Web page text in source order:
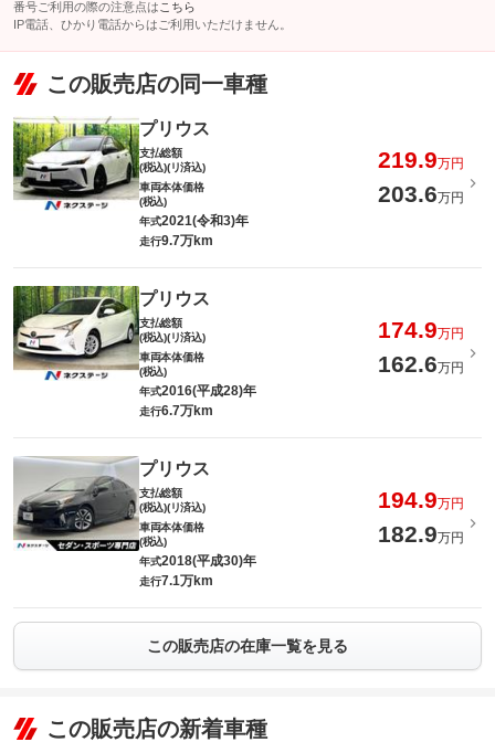
番号ご利用の際の注意点は こちら
IP電話、ひかり電話からはご利用いただけません。
この販売店の同一車種
プリウス
支払総額
(税込)(リ済込)
219.9万円
車両本体価格
(税込)
203.6万円
年式2021(令和3)年
走行9.7万km
プリウス
支払総額
(税込)(リ済込)
174.9万円
車両本体価格
(税込)
162.6万円
年式2016(平成28)年
走行6.7万km
プリウス
支払総額
(税込)(リ済込)
194.9万円
車両本体価格
(税込)
182.9万円
年式2018(平成30)年
走行7.1万km
この販売店の在庫一覧を見る
この販売店の新着車種